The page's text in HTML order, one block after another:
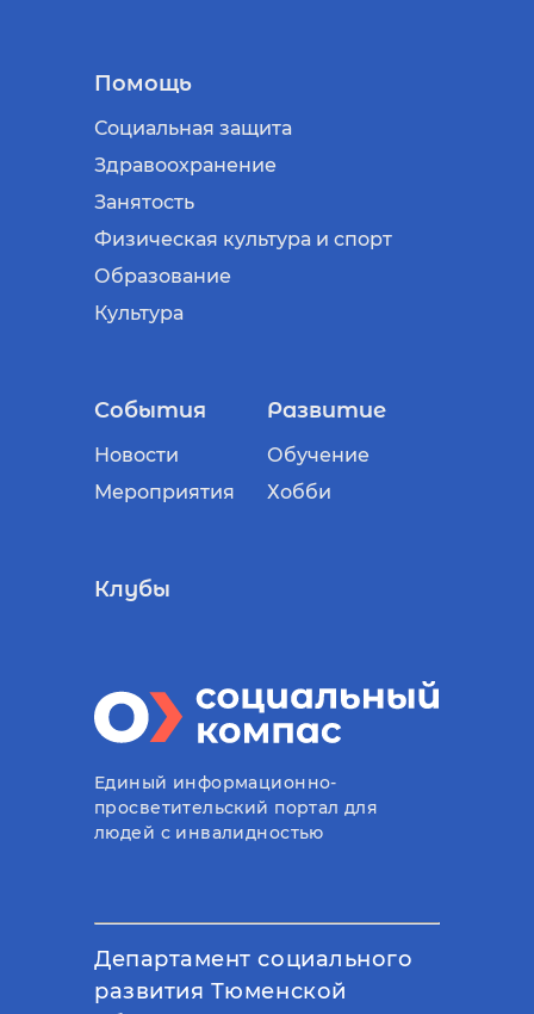
Помощь
Социальная защита
Здравоохранение
Занятость
Физическая культура и спорт
Образование
Культура
События
Новости
Мероприятия
Развитие
Обучение
Хобби
Клубы
Единый информационно-
просветительский портал для
людей с инвалидностью
Департамент социального
развития Тюменской